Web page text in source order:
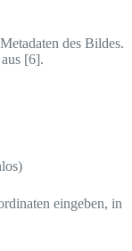
des Bildes.
[6].
eingeben, in